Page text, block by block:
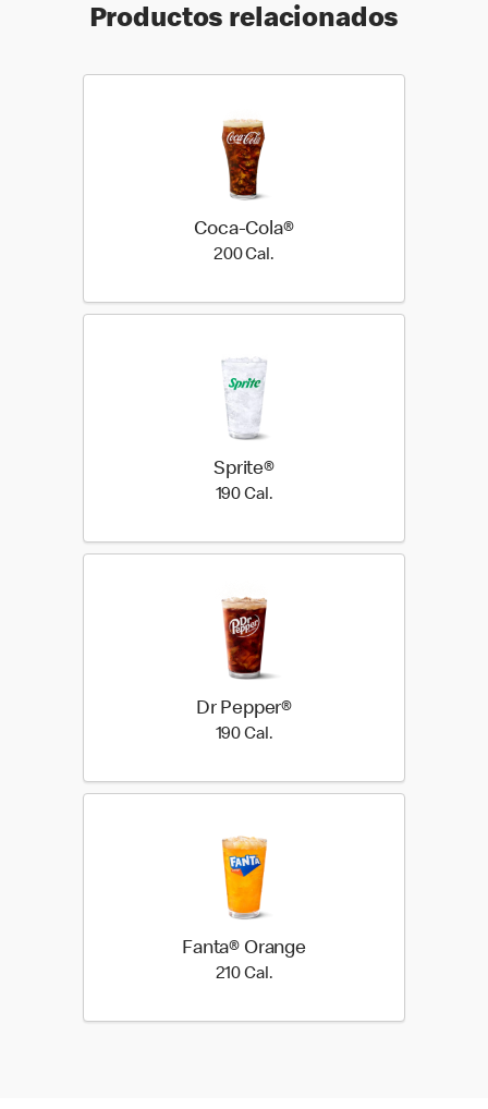
Productos relacionados
Coca-Cola®
200 Cal.200 Cal.
Sprite®
190 Cal.190 Cal.
Dr Pepper®
190 Cal.190 Cal.
Fanta® Orange
210 Cal.210 Cal.